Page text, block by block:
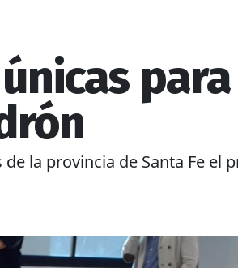
para
la provincia de Santa Fe el